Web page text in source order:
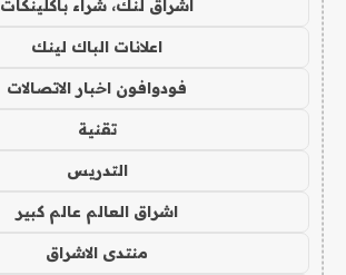
اشراق لنك، شراء باكلينكات
اعلانات الباك لينك
فودوافون اخبار الاتصالات
تقنية
التدريس
اشراق العالم عالم كبير
منتدى الاشراق